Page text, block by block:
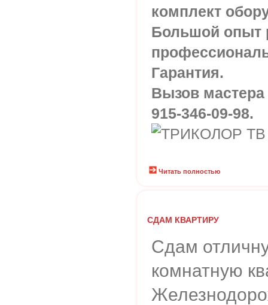
комплект
Большой опыт
Гарантия.
Вызов мастера
915-346-09-98.
Читать полностью
СДАМ КВАРТИРУ
Сдам
комнатную